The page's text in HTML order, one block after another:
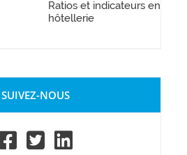
Ratios et indicateurs en
hôtellerie
SUIVEZ-NOUS